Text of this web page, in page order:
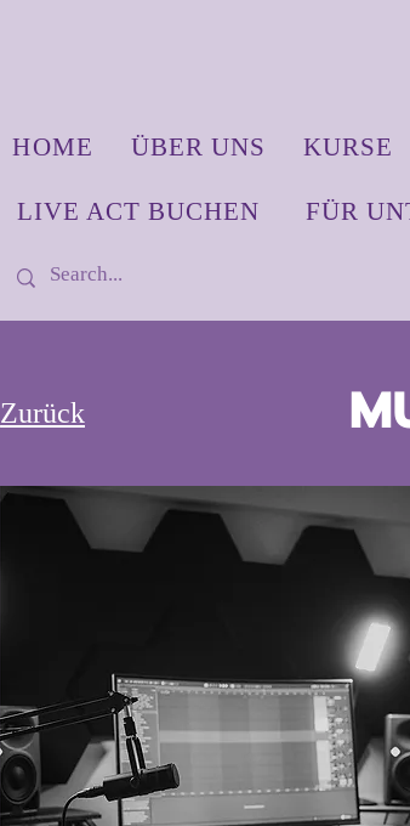
HOME ÜBER UNS KURSE
LIVE ACT BUCHEN FÜR
Zurück